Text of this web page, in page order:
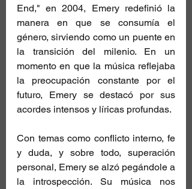
End," en 2004, Emery redefinió la
manera en que se consumía el
género, sirviendo como un puente en
la transición del milenio. En un
momento en que la música reflejaba
la preocupación constante por el
futuro, Emery se destacó por sus
acordes intensos y líricas profundas.
Con temas como conflicto interno, fe
y duda, y sobre todo, superación
personal, Emery se alzó pegándole a
la introspección. Su música nos